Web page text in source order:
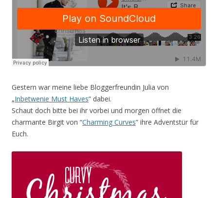
Gestern war meine liebe Bloggerfreundin Julia von
„Inbetwenie Must Haves” dabei.
Schaut doch bitte bei ihr vorbei und morgen öffnet die
charmante Birgit von “Charming Curves” ihre Adventstür für
Euch.